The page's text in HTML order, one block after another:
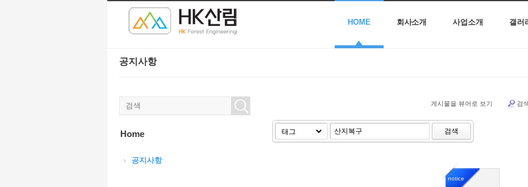
HOME 회사소개 사업소개 갤러
공지사항
게시물을 뷰어로 보기 검
검색
notice
Home
공지사항
Sketchbook5, 스케치북5
Sketchbook5, 스케치북5
Sketchbook5, 스케치북5
Sketchbook5, 스케치북5